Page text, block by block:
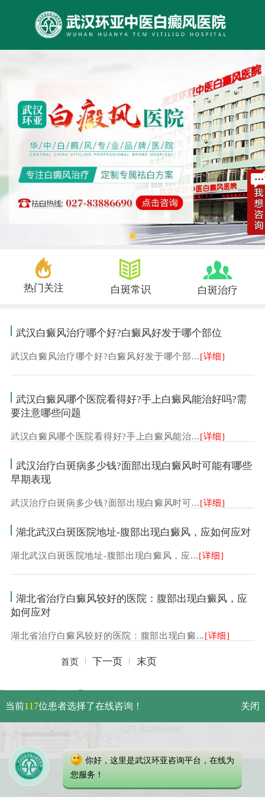
热门关注 白斑常识 白斑治疗
武汉白癜风治疗哪个好?白癜风好发于哪个部位
武汉白癜风治疗哪个好?白癜风好发于哪个部...[详细]
武汉白癜风哪个医院看得好?手上白癜风能治好吗?需
要注意哪些问题
武汉白癜风哪个医院看得好?手上白癜风能治...[详细]
武汉治疗白斑病多少钱?面部出现白癜风时可能有哪些
早期表现
武汉治疗白斑病多少钱?面部出现白癜风时可...[详细]
湖北武汉白斑医院地址-腹部出现白癜风，应如何应对
湖北武汉白斑医院地址-腹部出现白癜风，应...[详细]
湖北省治疗白癜风较好的医院：腹部出现白癜风，应
如何应对
湖北省治疗白癜风较好的医院：腹部出现白癜...[详细]
首页 下一页 末页
武汉市硚口区解放大道479号
免费电话：
Copyright 2025 武汉环亚中医白癜风医院
本网站信息仅做健康参考，具体诊疗请遵医师意见
当前117位患者选择了在线咨询！ 关闭
你好，这里是武汉环亚咨询平台，在线为
您服务！